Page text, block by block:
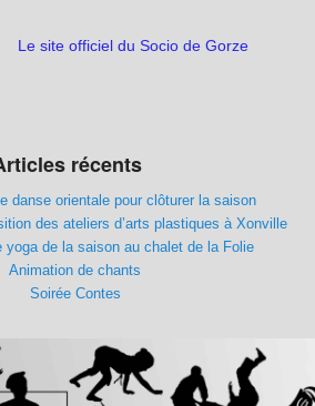
Le site officiel du Socio de Gorze
récents
danse orientale pour clôturer la saison
des ateliers d’arts plastiques à Xonville
yoga de la saison au chalet de la Folie
Animation de chants
Soirée Contes